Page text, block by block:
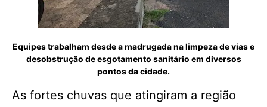
Equipes trabalham desde a madrugada na limpeza de vias e
desobstrução de esgotamento sanitário em diversos
pontos da cidade.
As fortes chuvas que atingiram a região